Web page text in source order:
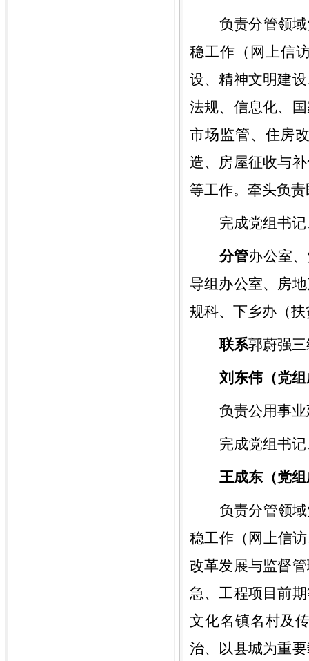
负责分管领
稳工作（网上信
设、精神文明建
法规、信息化、
市场监管、 住房
造、 房屋征收与
等工作。牵头负
完成党组书记
分管办公室
导组办公室、房
规科、下乡办（
联系郭蔚强
刘东伟（党
负责公用事
完成党组书
王成东（党
负责分管领
稳工作（网上信
改革发展与监督
急、工程项目前期
文化名镇名村及
治、以县城为重